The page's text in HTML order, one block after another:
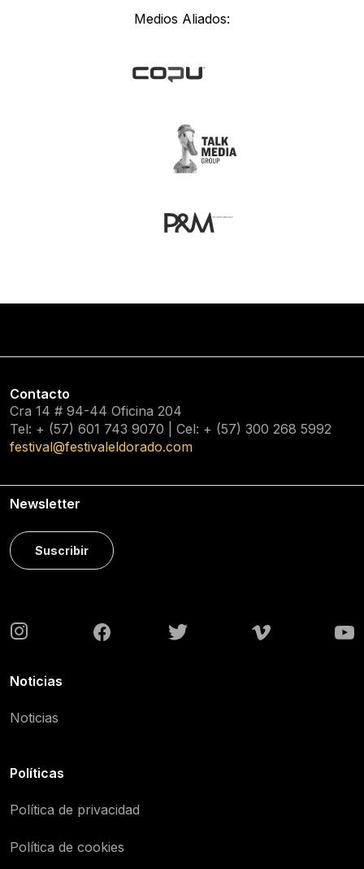
Medios Aliados:
Contacto
Cra 14 # 94-44 Oficina 204
Tel: + (57) 601 743 9070 | Cel: + (57) 300 268 5992
festival@festivaleldorado.com
Newsletter
Suscribir
Noticias
Noticias
Políticas
Política de privacidad
Política de cookies